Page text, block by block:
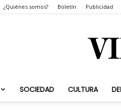
¿Quiénes somos? Boletín Publicidad
SOCIEDAD CULTURA